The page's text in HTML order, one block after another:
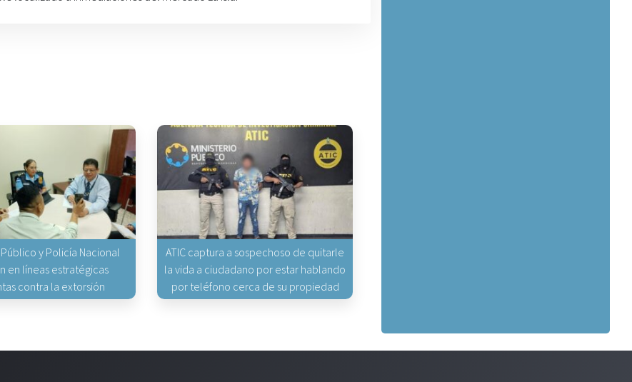
y Policía Nacional
en líneas estratégicas
contra la extorsión
ATIC captura a sospechoso de quitarle
la vida a ciudadano por estar hablando
por teléfono cerca de su propiedad